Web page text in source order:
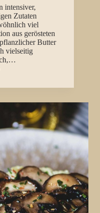
intensiver,
Zutaten
viel
aus gerösteten
Butter
vielseitig